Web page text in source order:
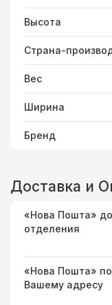
Высота
Страна-
Вес
Ширина
Бренд
Доставка и
«Нова Пошта» до
отделения
«Нова Пошта» по
Вашему адресу